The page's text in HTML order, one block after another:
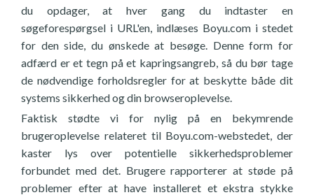
du opdager, at hver gang du indtaster en
søgeforespørgsel i URL'en, indlæses Boyu.com i stedet
for den side, du ønskede at besøge. Denne form for
adfærd er et tegn på et kapringsangreb, så du bør tage
de nødvendige forholdsregler for at beskytte både dit
systems sikkerhed og din browseroplevelse.
Faktisk stødte vi for nylig på en bekymrende
brugeroplevelse relateret til Boyu.com-webstedet, der
kaster lys over potentielle sikkerhedsproblemer
forbundet med det. Brugere rapporterer at støde på
problemer efter at have installeret et ekstra stykke